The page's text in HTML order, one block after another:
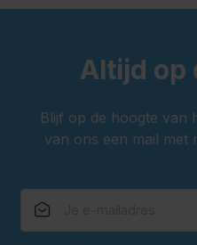
Altijd op
Blijf op de hoogte van
van ons een mail met